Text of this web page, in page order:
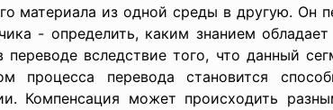
материала из одной среды в другую. Он
- определить, каким знанием
вследствие того, что данный
процесса перевода становится
Компенсация может происходить